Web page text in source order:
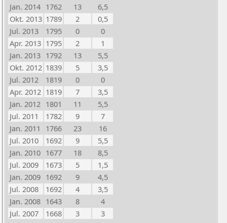
Jan. 2014 1762 13
6,5
Okt. 2013 1789 2
0,5
Jul. 2013
1795 0
0
Apr. 2013 1795 2
1
Jan. 2013 1792 13
5,5
Okt. 2012 1839 5
3,5
Jul. 2012
1819 0
0
Apr. 2012 1819 7
3,5
Jan. 2012 1801 11
5,5
Jul. 2011
1782 9
7
Jan. 2011
1766 23
16
Jul. 2010
1692 9
5,5
Jan. 2010 1677 18
8,5
Jul. 2009
1673 5
1,5
Jan. 2009 1692 9
4,5
Jul. 2008
1692 4
3,5
Jan. 2008 1643 8
4
Jul. 2007
1668 3
3